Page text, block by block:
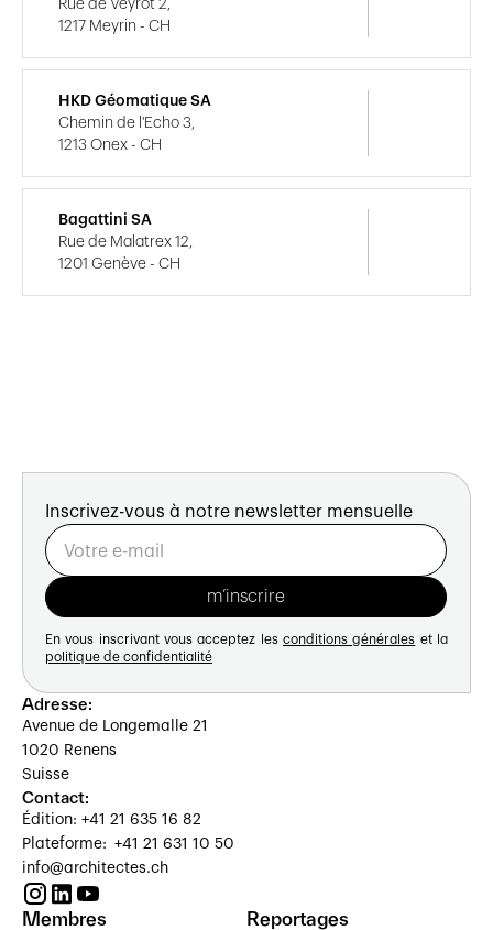
Rue de Veyrot 2,
1217 Meyrin - CH
HKD Géomatique SA
Chemin de l'Echo 3,
1213 Onex - CH
Bagattini SA
Rue de Malatrex 12,
1201 Genève - CH
Inscrivez-vous à notre newsletter mensuelle
En vous inscrivant vous acceptez les conditions générales et la
politique de confidentialité
Adresse:
Avenue de Longemalle 21
1020 Renens
Suisse
Contact:
Édition: +41 21 635 16 82
Plateforme: +41 21 631 10 50
info@architectes.ch
Membres Reportages